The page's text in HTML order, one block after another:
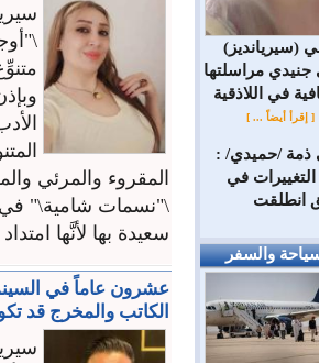
المقروء والمرئي
\"نسمات شامية\" في
سعيدة بها لأنَّها
عشرون عاماً في
الكاتب والمخرج قد
(سيريانديز) تنعي
مراسلتها
في اللاذقية
[ إقرأ أيضاً ... ]
ذمة /حميدي/ :
في
انطلقت
والسفر